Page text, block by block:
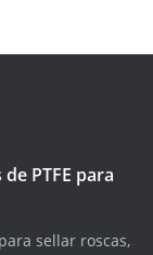
PTFE para
sellar roscas,